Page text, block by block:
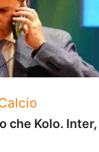
che Kolo.